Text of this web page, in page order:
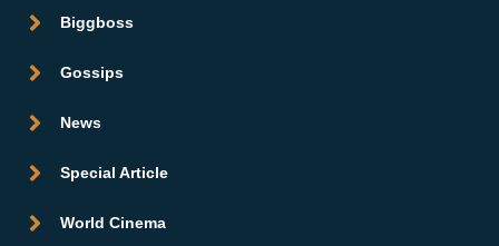
Biggboss
Gossips
News
Special Article
World Cinema